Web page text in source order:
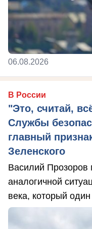
06.08.2026
В России
"Это, считай,
Службы
главный
Зеленского
Василий Прозоров
аналогичной
века, который